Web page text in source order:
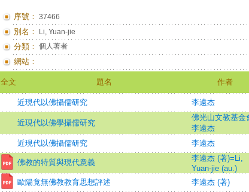
序號： 37466
別名： Li, Yuan-jie
分類： 個人著者
網站：
全文 題名 作者
近現代以佛攝儒研究
李遠杰
近現代以佛學攝儒研究
佛光山文教基金
李遠杰
近現代以佛攝儒研究 李遠杰
佛教的特質與現代意義
李遠杰 (著)=Li,
Yuan-jie (au.)
歐陽竟無佛教教育思想評述 李遠杰 (著)